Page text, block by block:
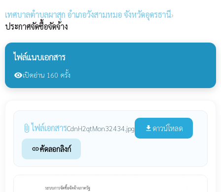
เทศบาลตำบลผาสุก อำเภอวังสามหมอ จังหวัดอุดรธานี›
ประกาศจัดซื้อจัดจ้าง
ไฟล์แนบเอกสาร
visibilityเปิดอ่าน 160 ครั้ง
attach_file ไฟล์เอกสารCdnH2qtMon32434.jpg file_download ดาวน์โหลด
linkคัดลอกลิงก์